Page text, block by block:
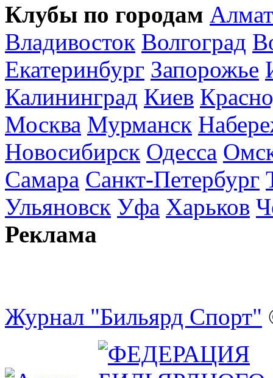
Клубы по городам
Владивосток Волгоград
Екатеринбург Запорожье
Калининград Киев
Москва Мурманск
Новосибирск Одесса
Самара Санкт-Петербург
Ульяновск Уфа Харьков
Реклама
Журнал "Бильярд Спорт"